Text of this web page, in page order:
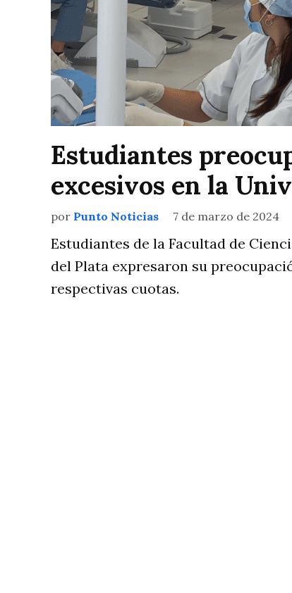
Estudiantes
excesivos en la
por Punto Noticias 7 de marzo de 2024
Estudiantes de la Facultad de
del Plata expresaron su
respectivas cuotas.